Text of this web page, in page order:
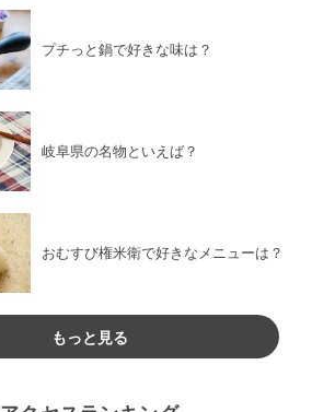
プチっと鍋で好きな味は？
岐阜県の名物といえば？
おむすび権米衛で好きなメニューは？
もっと見る